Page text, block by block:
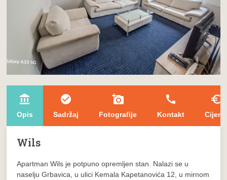
account_balance
Opis
check_circle
Sadržaj
add_a_photo
Fotografije
call
Kontakt
euro_symbol
Cijena
Wils
Apartman Wils je potpuno opremljen stan. Nalazi se u
naselju Grbavica, u ulici Kemala Kapetanovića 12, u mirnom